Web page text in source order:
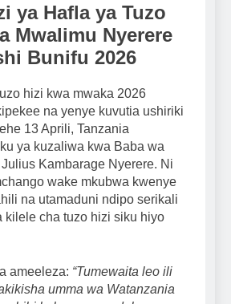
ya Hafla ya Tuzo
Mwalimu Nyerere
Bunifu 2026
hizi kwa mwaka 2026
na yenye kuvutia ushiriki
13 Aprili, Tanzania
ya kuzaliwa kwa Baba wa
Kambarage Nyerere. Ni
wake mkubwa kwenye
na utamaduni ndipo serikali
kilele cha tuzo hizi siku hiyo
ameeleza: “Tumewaita leo ili
umma wa Watanzania